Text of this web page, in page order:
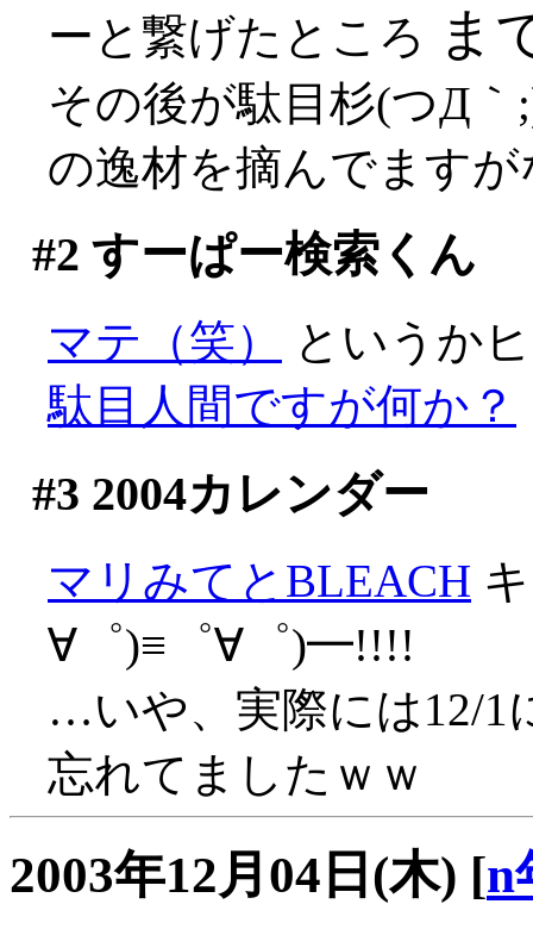
ーと繋げたところ ま
その後が駄目杉(つД
の逸材を摘んでます
#2 すーぱー検索くん
マテ（笑）
というか
駄目人間ですが何か？
#3 2004カレンダー
マリみてとBLEACH
∀゜)≡゜∀゜)━!!!!
…いや、実際には12/1
忘れてましたｗｗ
2003年12月04日(木) [n